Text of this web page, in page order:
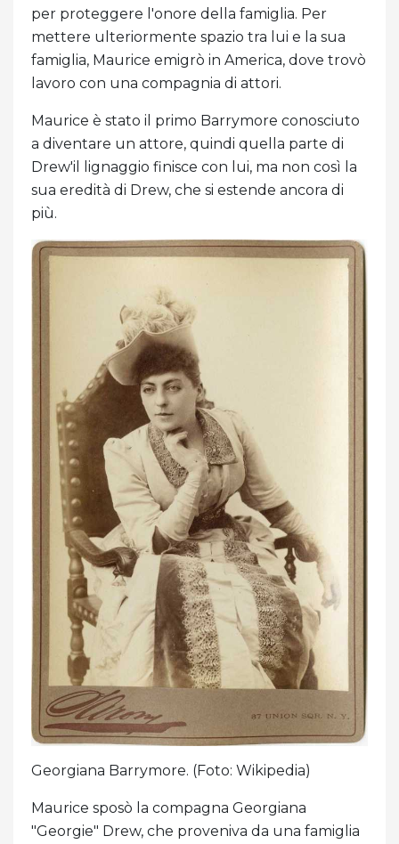
per proteggere l'onore della famiglia. Per
mettere ulteriormente spazio tra lui e la sua
famiglia, Maurice emigrò in America, dove trovò
lavoro con una compagnia di attori.
Maurice è stato il primo Barrymore conosciuto
a diventare un attore, quindi quella parte di
Drew'il lignaggio finisce con lui, ma non così la
sua eredità di Drew, che si estende ancora di
più.
Georgiana Barrymore. (Foto: Wikipedia)
Maurice sposò la compagna Georgiana
"Georgie" Drew, che proveniva da una famiglia